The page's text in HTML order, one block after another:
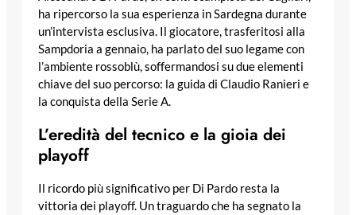
ha ripercorso la sua esperienza in Sardegna durante
un’intervista esclusiva. Il giocatore, trasferitosi alla
Sampdoria a gennaio, ha parlato del suo legame con
l’ambiente rossoblù, soffermandosi su due elementi
chiave del suo percorso: la guida di Claudio Ranieri e
la conquista della Serie A.
L’eredità del tecnico e la gioia dei
playoff
Il ricordo più significativo per Di Pardo resta la
vittoria dei playoff. Un traguardo che ha segnato la